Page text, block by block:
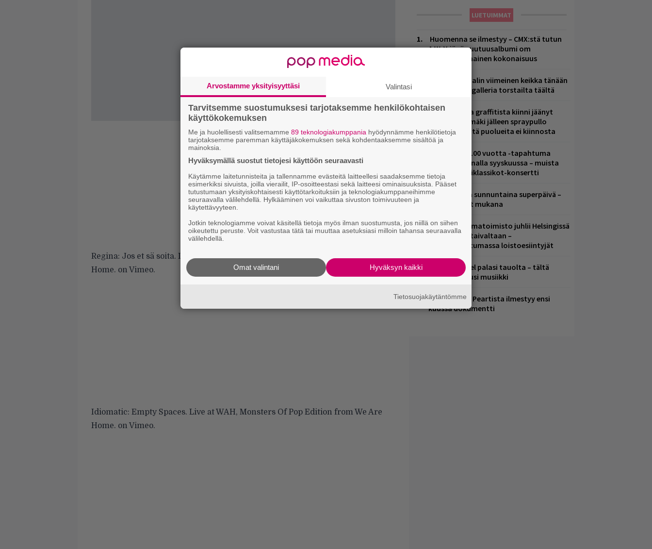
Regina: Jos et sä soita. Live at WAH, Monsters of Pop edition. fromWe Are
Home. on Vimeo.
Idiomatic: Empty Spaces. Live at WAH, Monsters Of Pop Edition fromWe Are
Home. on Vimeo.
LUETUIMMAT
Huomenna se ilmestyy – CMX:stä tutun
A.W. Yrjänän uutuusalbumi om
mammuttimainen kokonaisuus
Eppu Normaalin viimeinen keikka tänään
– katso kuvagalleria torstailta täältä
Laittomasta graffitista kiinni jäänyt
Paavo Arhinmäki jälleen spraypullo
kädessä – näitä puolueita ei kiinnosta
Valtava Yle 100 vuotta -tapahtuma
Veikkaus Arenalla syyskuussa – muista
myös metalliklassikot-konsertti
Tampereella sunnuntaina superpäivä –
nämä artistit mukana
Mainio ohjelmatoimisto juhlii Helsingissä
10-vuotista taivaltaan –
ilmaistapahtumassa loistoesiintyjät
Blind Channel palasi tauolta – tältä
kuulostaa uusi musiikki
Rushin Neail Peartista ilmestyy ensi
kuussa dokumentti
Arvostamme yksityisyyttäsi Valintasi
Tarvitsemme suostumuksesi tarjotaksemme henkilökohtaisen
käyttökokemuksen
Me ja huolellisesti valitsemamme 89 teknologiakumppania hyödynnämme henkilötietoja
tarjotaksemme paremman käyttäjäkokemuksen sekä kohdentaaksemme sisältöä ja
mainoksia.
Hyväksymällä suostut tietojesi käyttöön seuraavasti
Käytämme laitetunnisteita ja tallennamme evästeitä laitteellesi saadaksemme tietoja
esimerkiksi sivuista, joilla vierailit, IP-osoitteestasi sekä laitteesi ominaisuuksista. Pääset
tutustumaan yksityiskohtaisesti käyttötarkoituksiin ja teknologiakumppaneihimme
seuraavalla välilehdellä. Hylkääminen voi vaikuttaa sivuston toimivuuteen ja
käytettävyyteen.
Jotkin teknologiamme voivat käsitellä tietoja myös ilman suostumusta, jos niillä on siihen
oikeutettu peruste. Voit vastustaa tätä tai muuttaa asetuksiasi milloin tahansa seuraavalla
välilehdellä.
Hyväksyn kaikki
Omat valintani
Tietosuojakäytäntömme